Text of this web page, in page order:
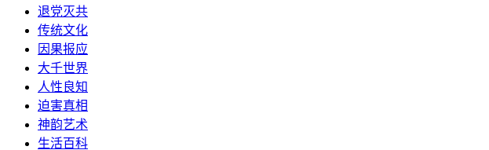
退党灭共
传统文化
因果报应
大千世界
人性良知
迫害真相
神韵艺术
生活百科